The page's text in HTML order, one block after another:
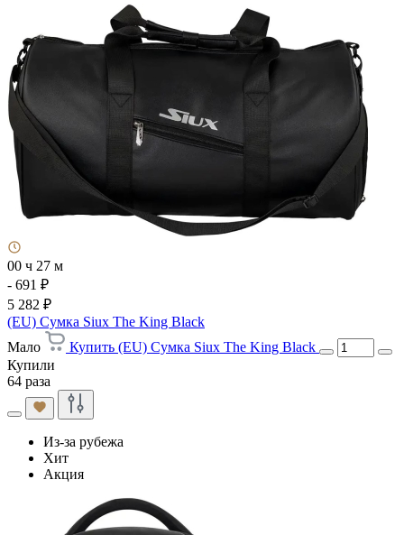
00 ч 27 м
- 691 ₽
5 282 ₽
(EU) Сумка Siux The King Black
Мало
Купить (EU) Сумка Siux The King Black
Купили
64 раза
Из-за рубежа
Хит
Акция